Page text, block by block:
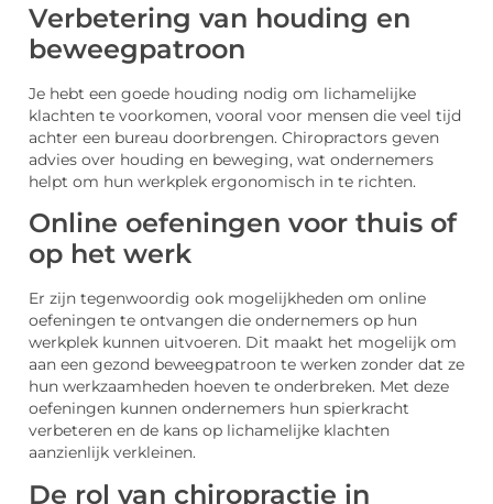
Verbetering van houding en
beweegpatroon
Je hebt een goede houding nodig om lichamelijke
klachten te voorkomen, vooral voor mensen die veel tijd
achter een bureau doorbrengen. Chiropractors geven
advies over houding en beweging, wat ondernemers
helpt om hun werkplek ergonomisch in te richten.
Online oefeningen voor thuis of
op het werk
Er zijn tegenwoordig ook mogelijkheden om online
oefeningen te ontvangen die ondernemers op hun
werkplek kunnen uitvoeren. Dit maakt het mogelijk om
aan een gezond beweegpatroon te werken zonder dat ze
hun werkzaamheden hoeven te onderbreken. Met deze
oefeningen kunnen ondernemers hun spierkracht
verbeteren en de kans op lichamelijke klachten
aanzienlijk verkleinen.
De rol van chiropractie in